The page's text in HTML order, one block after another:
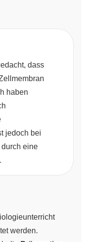
dass
haben
jedoch bei
eine
werden.